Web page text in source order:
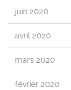
juin 2020
avril 2020
mars 2020
février 2020